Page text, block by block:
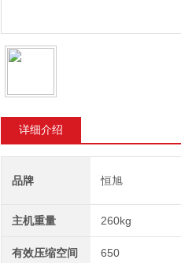
详细介绍
品牌 恒旭
主机重量 260kg
有效压缩空间 650